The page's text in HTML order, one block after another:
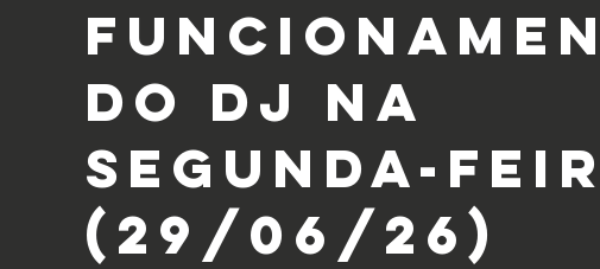
DO DJ NA
segunda-
(29/06/26)